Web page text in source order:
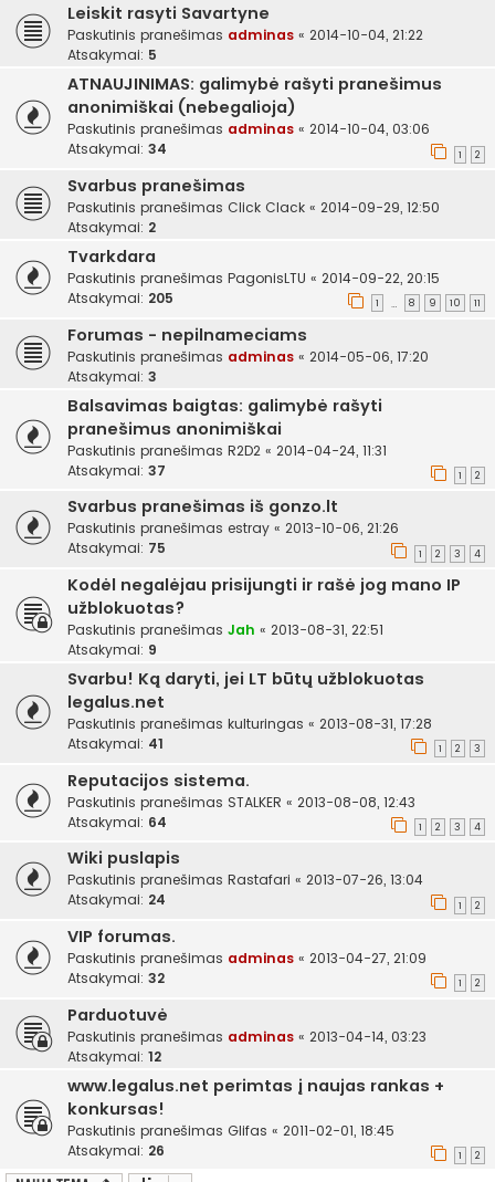
Leiskit rasyti Savartyne
Paskutinis pranešimas adminas « 2014-10-04, 21:22
Atsakymai: 5
ATNAUJINIMAS: galimybė rašyti pranešimus
anonimiškai (nebegalioja)
Paskutinis pranešimas adminas « 2014-10-04, 03:06
Atsakymai: 34 1 2
Svarbus pranešimas
Paskutinis pranešimas Click Clack « 2014-09-29, 12:50
Atsakymai: 2
Tvarkdara
Paskutinis pranešimas PagonisLTU « 2014-09-22, 20:15
Atsakymai: 205 1 … 8 9 10 11
Forumas - nepilnameciams
Paskutinis pranešimas adminas « 2014-05-06, 17:20
Atsakymai: 3
Balsavimas baigtas: galimybė rašyti
pranešimus anonimiškai
Paskutinis pranešimas R2D2 « 2014-04-24, 11:31
Atsakymai: 37 1 2
Svarbus pranešimas iš gonzo.lt
Paskutinis pranešimas estray « 2013-10-06, 21:26
Atsakymai: 75 1 2 3 4
Kodėl negalėjau prisijungti ir rašė jog mano IP
užblokuotas?
Paskutinis pranešimas Jah « 2013-08-31, 22:51
Atsakymai: 9
Svarbu! Ką daryti, jei LT būtų užblokuotas
legalus.net
Paskutinis pranešimas kulturingas « 2013-08-31, 17:28
Atsakymai: 41 1 2 3
Reputacijos sistema.
Paskutinis pranešimas STALKER « 2013-08-08, 12:43
Atsakymai: 64 1 2 3 4
Wiki puslapis
Paskutinis pranešimas Rastafari « 2013-07-26, 13:04
Atsakymai: 24 1 2
VIP forumas.
Paskutinis pranešimas adminas « 2013-04-27, 21:09
Atsakymai: 32 1 2
Parduotuvė
Paskutinis pranešimas adminas « 2013-04-14, 03:23
Atsakymai: 12
www.legalus.net perimtas į naujas rankas +
konkursas!
Paskutinis pranešimas Glifas « 2011-02-01, 18:45
Atsakymai: 26 1 2